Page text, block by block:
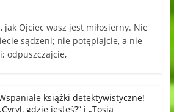
jak Ojciec wasz jest miłosierny. Nie
sądzeni; nie potępiajcie, a nie
odpuszczajcie,
książki detektywistyczne!
gdzie jesteś?” i „Tosia